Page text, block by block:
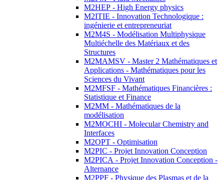
M2HEP - High Energy physics
M2ITIE - Innovation Technologique :
ingénierie et entrepreneuriat
M2M4S - Modélisation Multiphysique
Multiéchelle des Matériaux et des
Structures
M2MAMSV - Master 2 Mathématiques et
Applications - Mathématiques pour les
Sciences du Vivant
M2MFSF - Mathématiques Financières :
Statistique et Finance
M2MM - Mathématiques de la
modélisation
M2MOCHI - Molecular Chemistry and
Interfaces
M2OPT - Optimisation
M2PIC - Projet Innovation Conception
M2PICA - Projet Innovation Conception -
Alternance
M2PPF - Physique des Plasmas et de la